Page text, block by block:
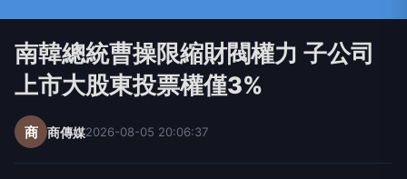
南韓總統曹操限縮財閥權力 子公司
上市大股東投票權僅3%
商 商傳媒2026-08-05 20:06:37